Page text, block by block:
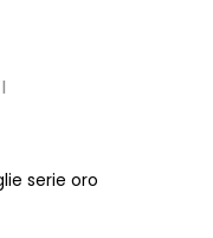
serie oro